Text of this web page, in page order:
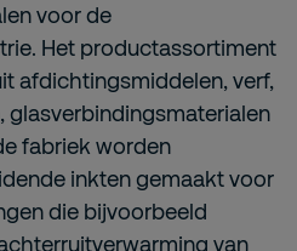
voor de
Het productassortiment
afdichtingsmiddelen, verf,
glasverbindingsmaterialen
fabriek worden
inkten gemaakt voor
die bijvoorbeeld
van